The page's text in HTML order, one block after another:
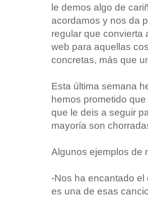
le demos algo de
acordamos y nos da
regular que convierta
web para aquellas
concretas, más que
Esta última semana
hemos prometido
que le deis a seguir
mayoría son
Algunos ejemplos de
-Nos ha encantado
es una de esas